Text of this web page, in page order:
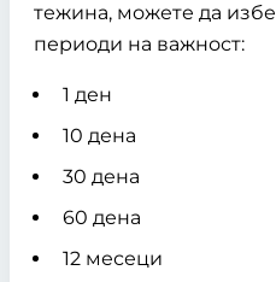
тежина, можете да
периоди на важност:
1 ден
10 дена
30 дена
60 дена
12 месеци